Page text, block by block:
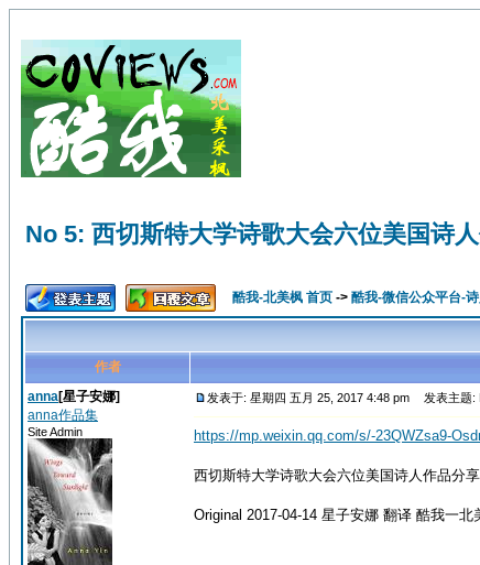
No 5: 西切斯特大学诗歌大会六位美国诗
酷我-北美枫 首页 -> 酷我-微信公众平台-
作者
anna[星子安娜]
anna作品集
Site Admin
发表于: 星期四 五月 25, 2017 4:48 pm 发表主题:
https://mp.weixin.qq.com/s/-23QWZsa9-
西切斯特大学诗歌大会六位美国诗人作品分享
Original 2017-04-14 星子安娜 翻译 酷我一北